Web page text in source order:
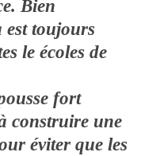
Bien
est toujours
le écoles de
fort
construire une
éviter que les